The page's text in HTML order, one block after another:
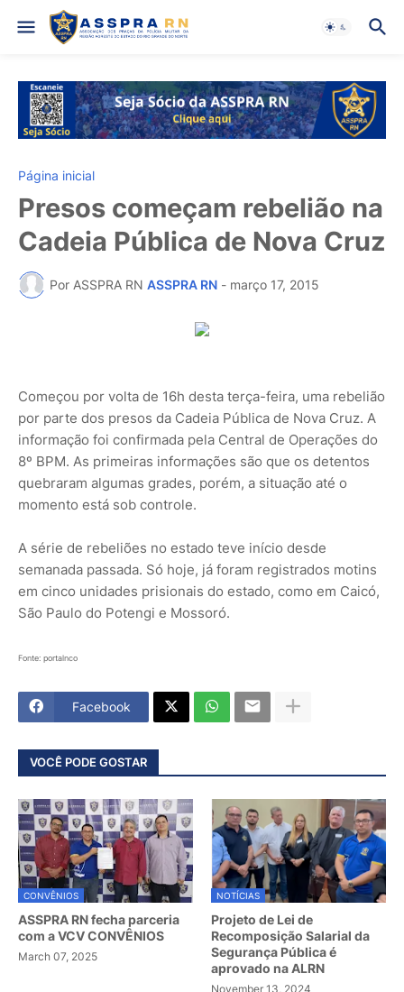
Página inicial
Presos começam rebelião na
Cadeia Pública de Nova Cruz
Por ASSPRA RN ASSPRA RN - março 17, 2015
Começou por volta de 16h desta terça-feira, uma rebelião
por parte dos presos da Cadeia Pública de Nova Cruz. A
informação foi confirmada pela Central de Operações do
8º BPM. As primeiras informações são que os detentos
quebraram algumas grades, porém, a situação até o
momento está sob controle.
A série de rebeliões no estado teve início desde
semanada passada. Só hoje, já foram registrados motins
em cinco unidades prisionais do estado, como em Caicó,
São Paulo do Potengi e Mossoró.
Fonte: portalnco
Facebook
VOCÊ PODE GOSTAR
CONVÊNIOS
ASSPRA RN fecha parceria
com a VCV CONVÊNIOS
March 07, 2025
NOTÍCIAS
Projeto de Lei de
Recomposição Salarial da
Segurança Pública é
aprovado na ALRN
November 13, 2024